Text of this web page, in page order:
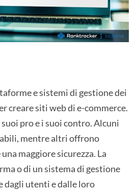
e sistemi di gestione dei
creare siti web di e-commerce.
pro e i suoi contro. Alcuni
mentre altri offrono
maggiore sicurezza. La
o di un sistema di gestione
dagli utenti e dalle loro